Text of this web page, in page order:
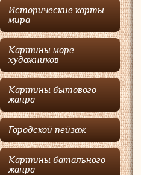
Исторические карты
мира
Картины море
художников
Картины бытового
жанра
Городской пейзаж
Картины батального
жанра